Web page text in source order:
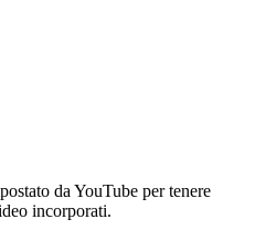
da YouTube per tenere
incorporati.